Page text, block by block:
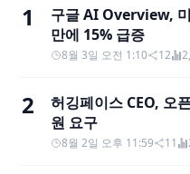
1
구글 AI Overview,
만에 15% 급증
8월 3일 오전 1:10 12
2
허깅페이스 CEO, 오
원 요구
8월 2일 오후 11:59 11